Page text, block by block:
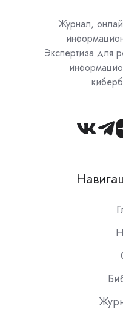
Журнал,
Экспертиза для